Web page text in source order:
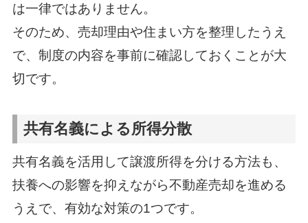
は一律ではありません。
そのため、売却理由や住まい方を整理したうえ
で、制度の内容を事前に確認しておくことが大
切です。
共有名義による所得分散
共有名義を活用して譲渡所得を分ける方法も、
扶養への影響を抑えながら不動産売却を進める
うえで、有効な対策の1つです。